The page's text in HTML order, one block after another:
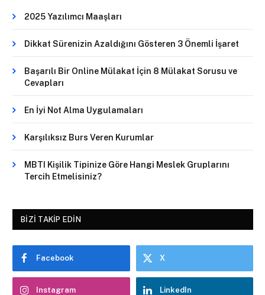
2025 Yazılımcı Maaşları
Dikkat Sürenizin Azaldığını Gösteren 3 Önemli İşaret
Başarılı Bir Online Mülakat İçin 8 Mülakat Sorusu ve
Cevapları
En İyi Not Alma Uygulamaları
Karşılıksız Burs Veren Kurumlar
MBTI Kişilik Tipinize Göre Hangi Meslek Gruplarını
Tercih Etmelisiniz?
BIZI TAKIP EDIN
Facebook X
Instagram LinkedIn